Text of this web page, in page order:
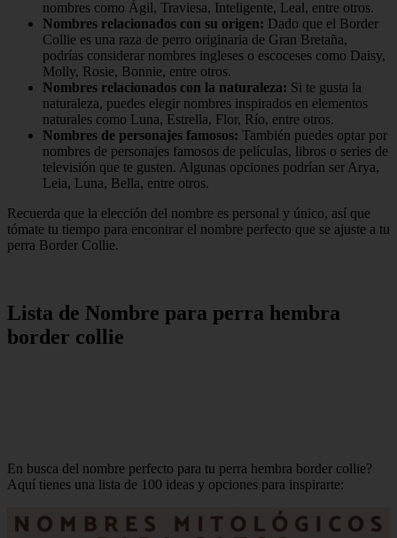
nombres como Ágil, Traviesa, Inteligente, Leal, entre otros.
Nombres relacionados con su origen: Dado que el Border
Collie es una raza de perro originaria de Gran Bretaña,
podrías considerar nombres ingleses o escoceses como Daisy,
Molly, Rosie, Bonnie, entre otros.
Nombres relacionados con la naturaleza: Si te gusta la
naturaleza, puedes elegir nombres inspirados en elementos
naturales como Luna, Estrella, Flor, Río, entre otros.
Nombres de personajes famosos: También puedes optar por
nombres de personajes famosos de películas, libros o series de
televisión que te gusten. Algunas opciones podrían ser Arya,
Leia, Luna, Bella, entre otros.
Recuerda que la elección del nombre es personal y único, así que
tómate tu tiempo para encontrar el nombre perfecto que se ajuste a tu
perra Border Collie.
Lista de Nombre para perra hembra
border collie
En busca del nombre perfecto para tu perra hembra border collie?
Aquí tienes una lista de 100 ideas y opciones para inspirarte: